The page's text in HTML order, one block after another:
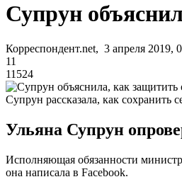
Супрун
Корреспондент.net, 3 апреля 2019,
11
11524
Супрун рассказала, как сохранить
Ульяна Супрун
Исполняющая обязанности
она написала в Facebook.